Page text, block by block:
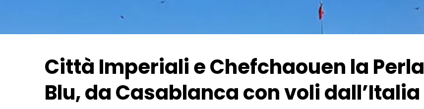
Città Imperiali e Chefchaouen la Perla
Blu, da Casablanca con voli dall’Italia